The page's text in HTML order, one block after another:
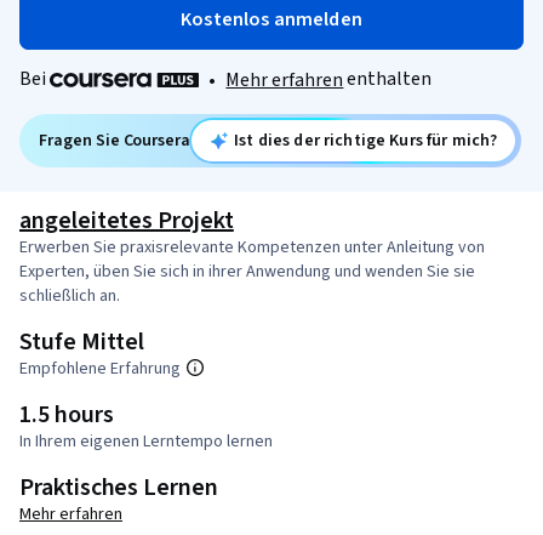
Kostenlos anmelden
Bei • Mehr erfahrenenthalten
Fragen Sie Coursera Ist dies der richtige Kurs für mich?
angeleitetes Projekt
Erwerben Sie praxisrelevante Kompetenzen unter Anleitung von
Experten, üben Sie sich in ihrer Anwendung und wenden Sie sie
schließlich an.
Stufe Mittel
Empfohlene Erfahrung
1.5 hours
In Ihrem eigenen Lerntempo lernen
Praktisches Lernen
Mehr erfahren